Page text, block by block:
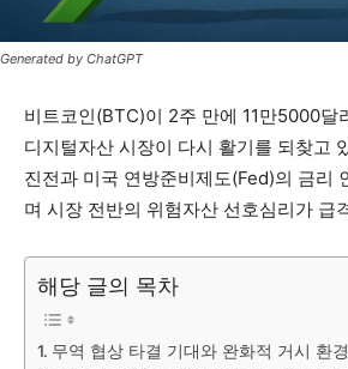
Generated by ChatGPT
비트코인(BTC)이 2주 만에 11만5000달
디지털자산 시장이 다시 활기를 되찾고
진전과 미국 연방준비제도(Fed)의 금리
며 시장 전반의 위험자산 선호심리가 급
해당 글의 목차
무역 협상 타결 기대와 완화적 거시 환